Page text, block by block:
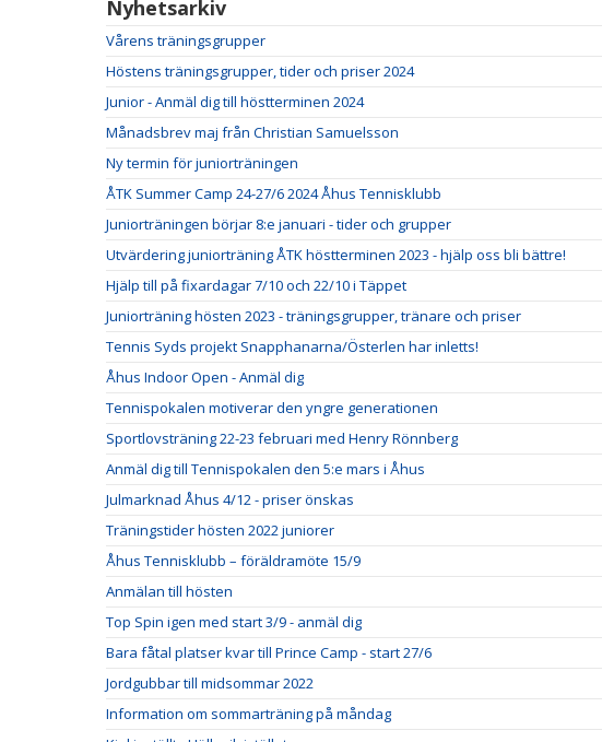
Nyhetsarkiv
Vårens träningsgrupper
Höstens träningsgrupper, tider och priser 2024
Junior - Anmäl dig till höstterminen 2024
Månadsbrev maj från Christian Samuelsson
Ny termin för juniorträningen
ÅTK Summer Camp 24-27/6 2024 Åhus Tennisklubb
Juniorträningen börjar 8:e januari - tider och grupper
Utvärdering juniorträning ÅTK höstterminen 2023 - hjälp oss bli bättre!
Hjälp till på fixardagar 7/10 och 22/10 i Täppet
Juniorträning hösten 2023 - träningsgrupper, tränare och priser
Tennis Syds projekt Snapphanarna/Österlen har inletts!
Åhus Indoor Open - Anmäl dig
Tennispokalen motiverar den yngre generationen
Sportlovsträning 22-23 februari med Henry Rönnberg
Anmäl dig till Tennispokalen den 5:e mars i Åhus
Julmarknad Åhus 4/12 - priser önskas
Träningstider hösten 2022 juniorer
Åhus Tennisklubb – föräldramöte 15/9
Anmälan till hösten
Top Spin igen med start 3/9 - anmäl dig
Bara fåtal platser kvar till Prince Camp - start 27/6
Jordgubbar till midsommar 2022
Information om sommarträning på måndag